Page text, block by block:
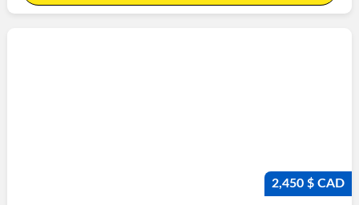
2,450 $ CAD